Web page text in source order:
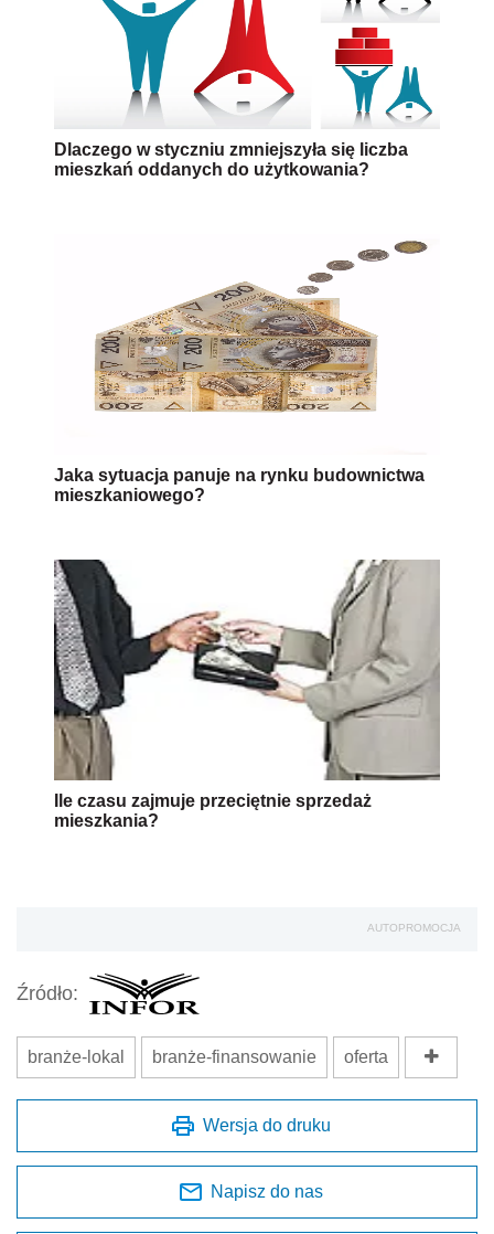
Dlaczego w styczniu zmniejszyła się liczba
mieszkań oddanych do użytkowania?
Jaka sytuacja panuje na rynku budownictwa
mieszkaniowego?
Ile czasu zajmuje przeciętnie sprzedaż
mieszkania?
AUTOPROMOCJA
Źródło:
branże-lokal branże-finansowanie oferta
Wersja do druku
Napisz do nas